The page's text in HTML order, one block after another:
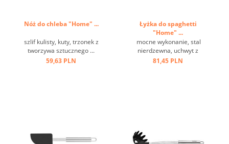
Nóż do chleba "Home" ...
szlif kulisty, kuty, trzonek z
tworzywa sztucznego ...
59,63 PLN
Łyżka do spaghetti
"Home" ...
mocne wykonanie, stal
nierdzewna, uchwyt z
oczkiem ...
81,45 PLN